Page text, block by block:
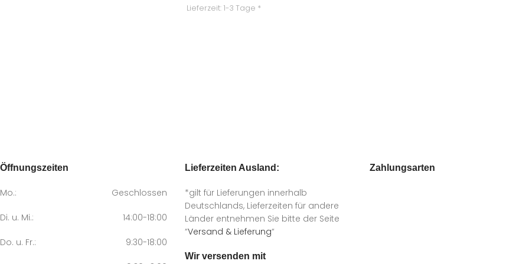
Lieferzeit: 1-3 Tage *
Öffnungszeiten
Mo.: Geschlossen
Di. u. Mi.: 14:00-18:00
Do. u. Fr.: 9:30-18:00
Lieferzeiten Ausland:
*gilt für Lieferungen innerhalb
Deutschlands, Lieferzeiten für andere
Länder entnehmen Sie bitte der Seite
“Versand & Lieferung“
Wir versenden mit
Zahlungsarten